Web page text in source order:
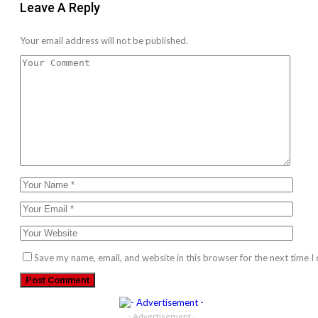
Leave A Reply
Your email address will not be published.
Save my name, email, and website in this browser for the next time I